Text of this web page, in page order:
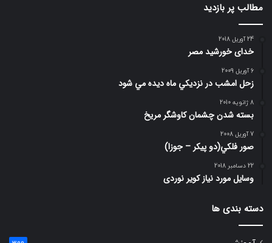
مطالب پر بازدید
24 آوریل 2018
خدای خورشید مصر
6 آوریل 2009
زحل امشب در نزديكي ماه ديده مي شود
8 ژانویه 2010
بسته شدن چشمان کاوشگر مريخ
7 آوریل 2008
صور فلكي(دو پیکر – جوزا)
22 دسامبر 2018
وسایل مورد نیاز کویر نوردی
دسته بندی ها